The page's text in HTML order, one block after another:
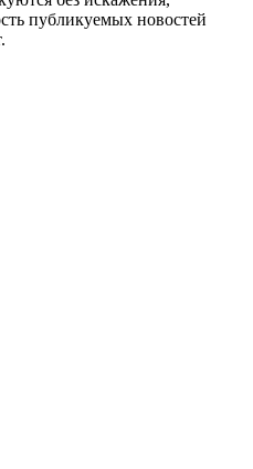
публикуемых новостей